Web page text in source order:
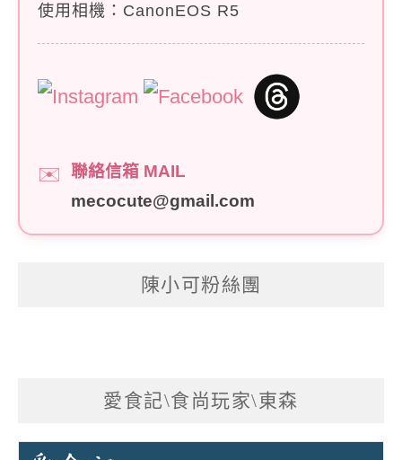
使用相機：CanonEOS R5
✉️
聯絡信箱 MAIL
mecocute@gmail.com
陳小可粉絲團
愛食記\食尚玩家\東森